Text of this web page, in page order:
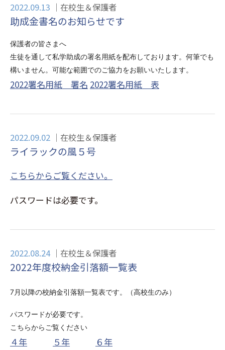
2022.09.13 在校生＆保護者
助成金書名のお知らせです
保護者の皆さまへ
生徒を通して私学助成の署名用紙を配布しております。何筆でも
構いません。可能な範囲でのご協力をお願いいたします。
2022署名用紙 署名 2022署名用紙 表
2022.09.02 在校生＆保護者
ライラックの風５号
こちらからご覧ください。
パスワードは必要です。
2022.08.24 在校生＆保護者
2022年度校納金引落額一覧表
7月以降の校納金引落額一覧表です。（高校生のみ）
パスワードが必要です。
こちらからご覧ください
４年 ５年 ６年